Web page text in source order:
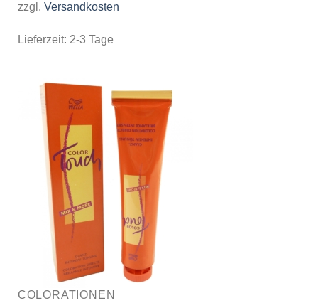
zzgl. Versandkosten
Lieferzeit: 2-3 Tage
COLORATIONEN